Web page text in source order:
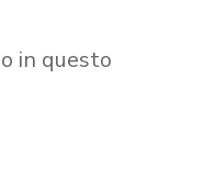
in questo